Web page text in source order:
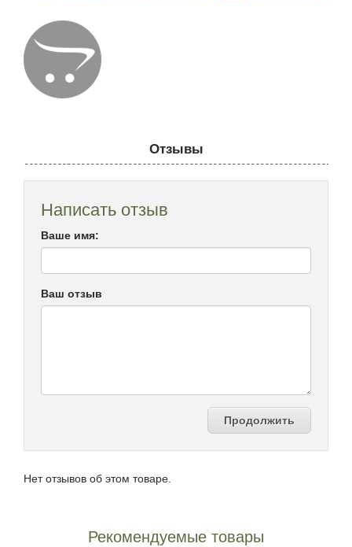
Отзывы
Написать отзыв
Ваше имя:
Ваш отзыв
Продолжить
Нет отзывов об этом товаре.
Рекомендуемые товары